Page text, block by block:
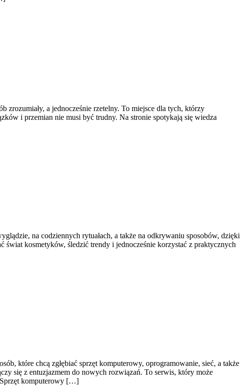
zrozumiały, a jednocześnie rzetelny. To miejsce dla tych, którzy
i przemian nie musi być trudny. Na stronie spotykają się wiedza
na codziennych rytuałach, a także na odkrywaniu sposobów, dzięki
kosmetyków, śledzić trendy i jednocześnie korzystać z praktycznych
które chcą zgłębiać sprzęt komputerowy, oprogramowanie, sieć, a także
się z entuzjazmem do nowych rozwiązań. To serwis, który może
Sprzęt komputerowy […]